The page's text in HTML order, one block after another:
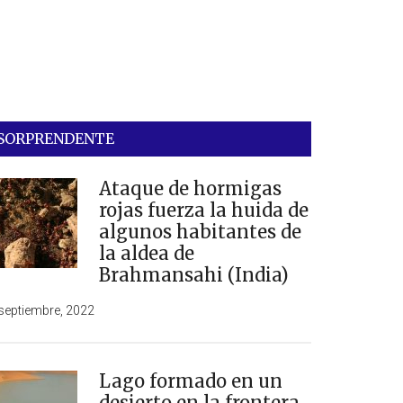
Ataque de hormigas
rojas fuerza la huida de
algunos habitantes de
la aldea de
Brahmansahi (India)
2022
Lago formado en un